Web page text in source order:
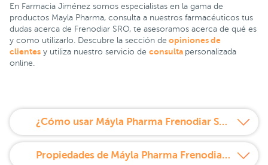
En Farmacia Jiménez somos especialistas en la gama de
productos Mayla Pharma, consulta a nuestros farmacéuticos tus
dudas acerca de Frenodiar SRO, te asesoramos acerca de qué es
y como utilizarlo. Descubre la sección de opiniones de
clientes y utiliza nuestro servicio de consulta personalizada
online.
¿Cómo usar Máyla Pharma Frenodiar SRO 9 sobres?
Propiedades de Máyla Pharma Frenodiar SRO 9 sobres